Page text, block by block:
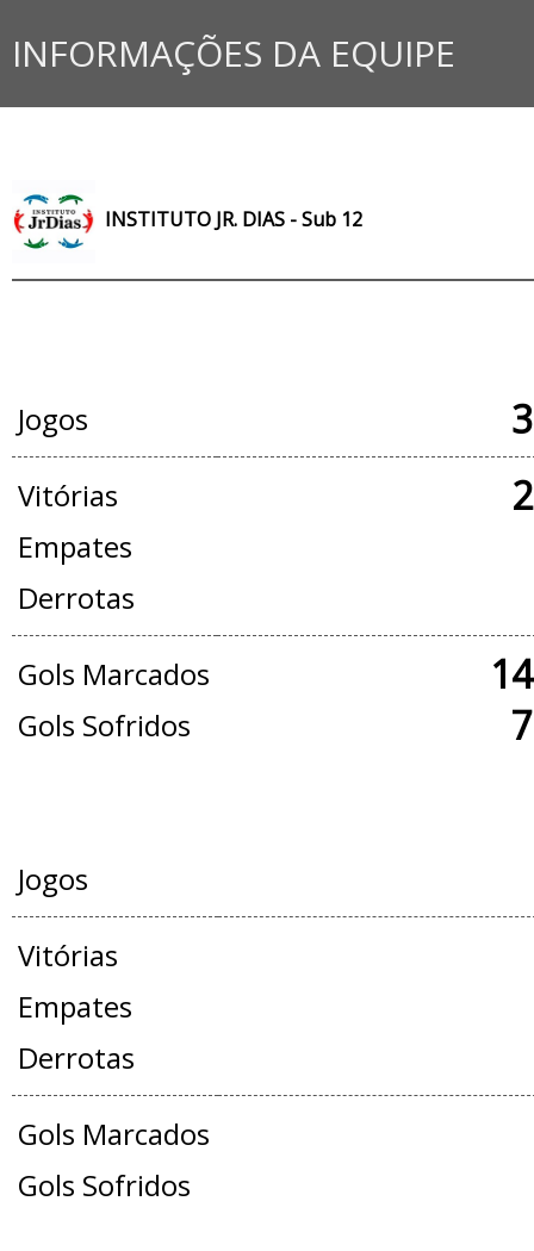
INFORMAÇÕES DA EQUIPE
INSTITUTO JR. DIAS - Sub 12
Jogos
Vitórias
Empates
Derrotas
Gols Marcados
Gols Sofridos
Jogos
Vitórias
Empates
Derrotas
Gols Marcados
Gols Sofridos